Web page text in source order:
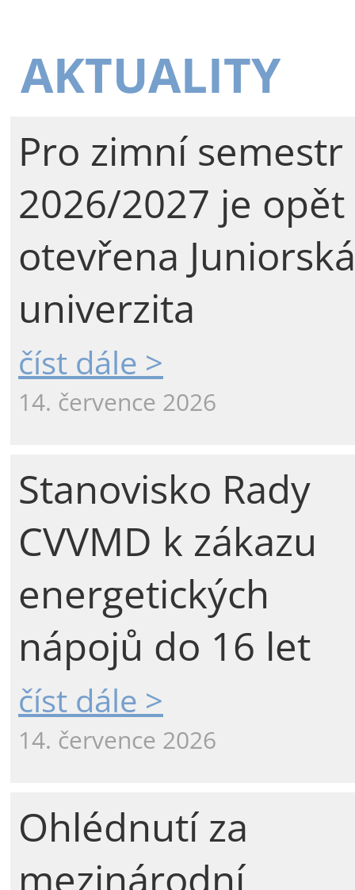
AKTUALITY
Pro zimní semestr
2026/2027 je opět
otevřena Juniorská
univerzita
číst dále >
14. července 2026
Stanovisko Rady
CVVMD k zákazu
energetických
nápojů do 16 let
číst dále >
14. července 2026
Ohlédnutí za
mezinárodní